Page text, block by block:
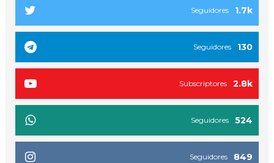
1.7k
Seguidores
130
Seguidores
2.8k
Subscriptores
524
Seguidores
849
Seguidores